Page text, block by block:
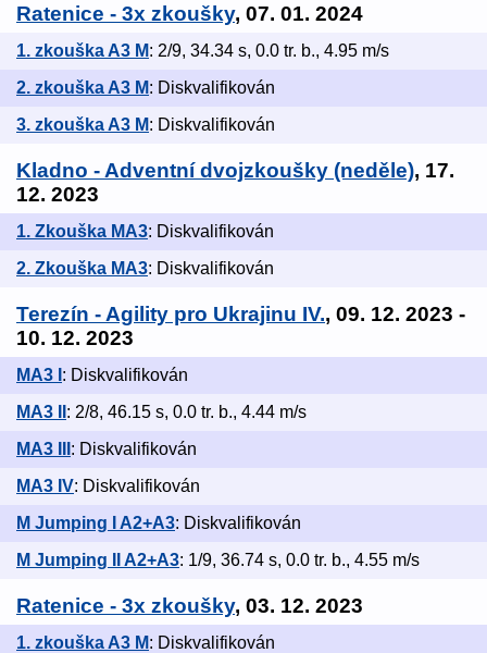
Ratenice - 3x zkoušky, 07. 01. 2024
1. zkouška A3 M: 2/9, 34.34 s, 0.0 tr. b., 4.95 m/s
2. zkouška A3 M: Diskvalifikován
3. zkouška A3 M: Diskvalifikován
Kladno - Adventní dvojzkoušky (neděle), 17.
12. 2023
1. Zkouška MA3: Diskvalifikován
2. Zkouška MA3: Diskvalifikován
Terezín - Agility pro Ukrajinu IV., 09. 12. 2023 -
10. 12. 2023
MA3 I : Diskvalifikován
MA3 II : 2/8, 46.15 s, 0.0 tr. b., 4.44 m/s
MA3 III : Diskvalifikován
MA3 IV: Diskvalifikován
M Jumping I A2+A3: Diskvalifikován
M Jumping II A2+A3: 1/9, 36.74 s, 0.0 tr. b., 4.55 m/s
Ratenice - 3x zkoušky, 03. 12. 2023
1. zkouška A3 M: Diskvalifikován